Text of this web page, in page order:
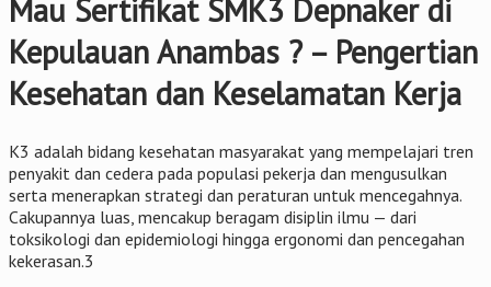
Mau Sertifikat SMK3 Depnaker di
Kepulauan Anambas ? – Pengertian
Kesehatan dan Keselamatan Kerja
K3 adalah bidang kesehatan masyarakat yang mempelajari tren
penyakit dan cedera pada populasi pekerja dan mengusulkan
serta menerapkan strategi dan peraturan untuk mencegahnya.
Cakupannya luas, mencakup beragam disiplin ilmu — dari
toksikologi dan epidemiologi hingga ergonomi dan pencegahan
kekerasan.3